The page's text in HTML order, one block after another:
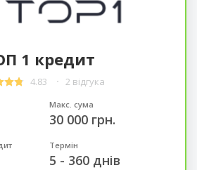
1 кредит
4.83 2 відгука
Макс. сума
30 000 грн.
Термін
5 - 360 днів